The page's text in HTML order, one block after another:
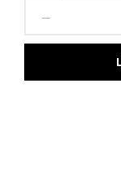
toivelistaan